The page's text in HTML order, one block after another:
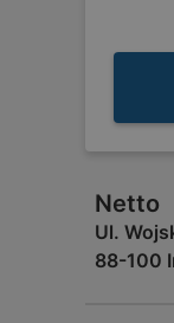
Netto
Ul.
88-100